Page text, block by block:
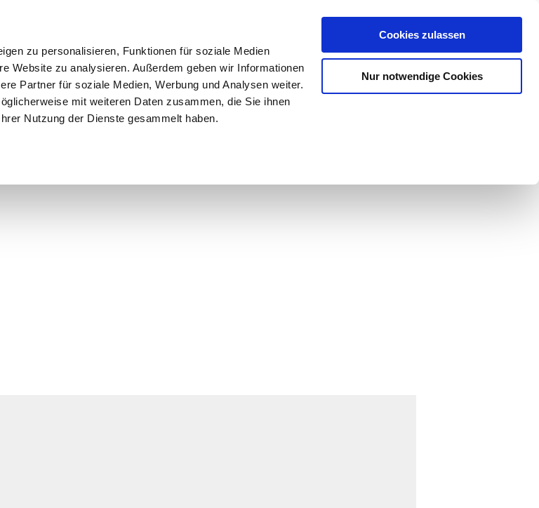
zu personalisieren, Funktionen für soziale Medien
Website zu analysieren. Außerdem geben wir Informationen
Partner für soziale Medien, Werbung und Analysen weiter.
mit weiteren Daten zusammen, die Sie ihnen
Nutzung der Dienste gesammelt haben.
Cookies zulassen
Nur notwendige Cookies
0,00 €